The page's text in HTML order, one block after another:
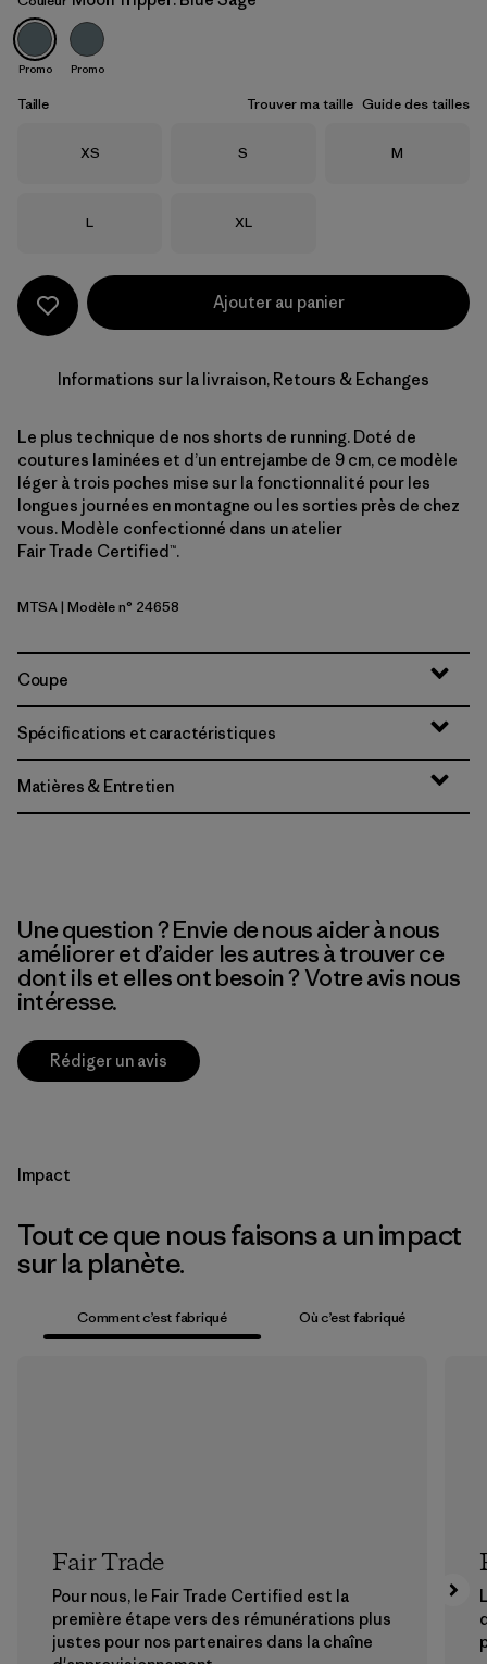
Moon Tripper: Blue Sage
Promo Promo
Taille Trouver ma taille Guide des tailles
Taille
XS Taille
S Taille
M
Taille
L Taille
XL
Ajouter au panier
Informations sur la livraison, Retours & Echanges
Le plus technique de nos shorts de running. Doté de
coutures laminées et d’un entrejambe de 9 cm, ce modèle
léger à trois poches mise sur la fonctionnalité pour les
longues journées en montagne ou les sorties près de chez
vous. Modèle confectionné dans un atelier
Fair Trade Certified™.
Moon Tripper: Blue Sage
MTSA| Modèle n° 24658
Coupe
Spécifications et caractéristiques
Matières & Entretien
Une question ? Envie de nous aider à nous
améliorer et d’aider les autres à trouver ce
dont ils et elles ont besoin ? Votre avis nous
intéresse.
Rédiger un avis
Impact
Tout ce que nous faisons a un impact
sur la planète.
Comment c’est fabriqué Où c’est fabriqué
Fair Trade
Pour nous, le Fair Trade Certified est la
première étape vers des rémunérations plus
justes pour nos partenaires dans la chaîne